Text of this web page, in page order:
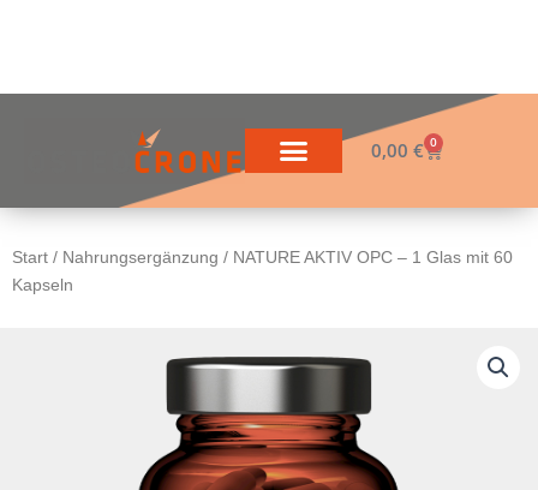
0,00€ 0
Warenkorb
Start / Nahrungsergänzung / NATURE AKTIV OPC – 1 Glas mit 60
Kapseln